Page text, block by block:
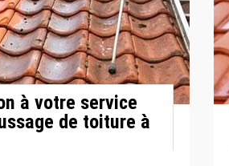
à votre service
de toiture à